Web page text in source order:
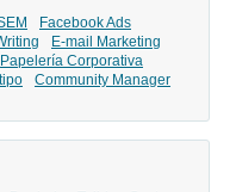
Facebook Ads
E-mail Marketing
Papelería Corporativa
Community Manager